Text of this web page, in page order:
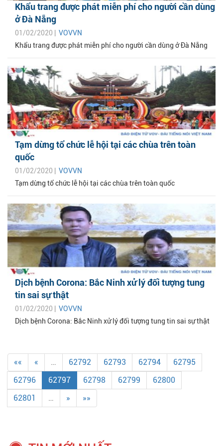
Khẩu trang được phát miễn phí cho người cần dùng
ở Đà Nẵng
01/02/2020 | VOVVN
Khẩu trang được phát miễn phí cho người cần dùng ở Đà Nẵng
Tạm dừng tổ chức lễ hội tại các chùa trên toàn
quốc
01/02/2020 | VOVVN
Tạm dừng tổ chức lễ hội tại các chùa trên toàn quốc
Dịch bệnh Corona: Bắc Ninh xử lý đối tượng tung
tin sai sự thật
01/02/2020 | VOVVN
Dịch bệnh Corona: Bắc Ninh xử lý đối tượng tung tin sai sự thật
«« « … 62792 62793 62794
62795
62796
62797 62798 62799
62800
62801
… » »»